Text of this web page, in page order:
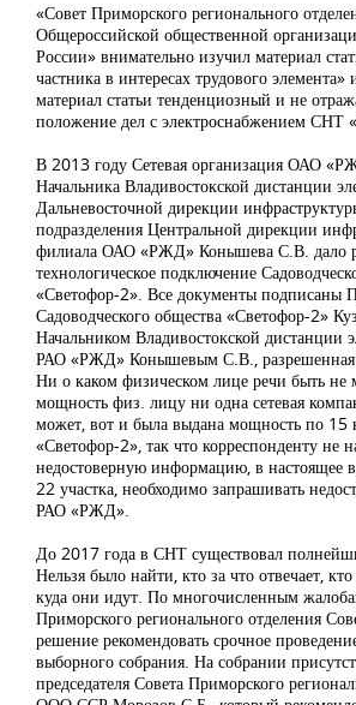
«Совет Приморского регионального
Общероссийской общественной
России» внимательно изучил материал
частника в интересах трудового
материал статьи тенденциозный и не
положение дел с электроснабжением СНТ
В 2013 году Сетевая организация ОАО
Начальника Владивостокской дистанции
Дальневосточной дирекции
подразделения Центральной дирекции
филиала ОАО «РЖД» Конышева С.В. дало
технологическое подключение
«Светофор-2». Все документы подписаны
Садоводческого общества «Светофор-2»
Начальником Владивостокской дистанции
РАО «РЖД» Конышевым С.В., разрешенная
Ни о каком физическом лице речи быть не
мощность физ. лицу ни одна сетевая
может, вот и была выдана мощность по 15
«Светофор-2», так что корреспонденту не
недостоверную информацию, в настоящее
22 участка, необходимо запрашивать
РАО «РЖД».
До 2017 года в СНТ существовал
Нельзя было найти, кто за что отвечает,
куда они идут. По многочисленным
Приморского регионального отделения
решение рекомендовать срочное
выборного собрания. На собрании
председателя Совета Приморского